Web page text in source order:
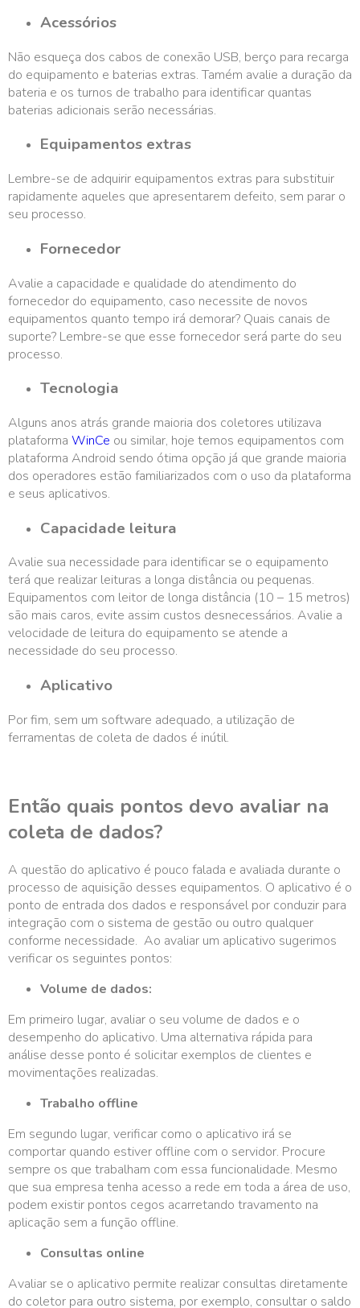
Acessórios
Não esqueça dos cabos de conexão USB, berço para recarga
do equipamento e baterias extras. Tamém avalie a duração da
bateria e os turnos de trabalho para identificar quantas
baterias adicionais serão necessárias.
Equipamentos extras
Lembre-se de adquirir equipamentos extras para substituir
rapidamente aqueles que apresentarem defeito, sem parar o
seu processo.
Fornecedor
Avalie a capacidade e qualidade do atendimento do
fornecedor do equipamento, caso necessite de novos
equipamentos quanto tempo irá demorar? Quais canais de
suporte? Lembre-se que esse fornecedor será parte do seu
processo.
Tecnologia
Alguns anos atrás grande maioria dos coletores utilizava
plataforma WinCe ou similar, hoje temos equipamentos com
plataforma Android sendo ótima opção já que grande maioria
dos operadores estão familiarizados com o uso da plataforma
e seus aplicativos.
Capacidade leitura
Avalie sua necessidade para identificar se o equipamento
terá que realizar leituras a longa distância ou pequenas.
Equipamentos com leitor de longa distância (10 – 15 metros)
são mais caros, evite assim custos desnecessários. Avalie a
velocidade de leitura do equipamento se atende a
necessidade do seu processo.
Aplicativo
Por fim, sem um software adequado, a utilização de
ferramentas de coleta de dados é inútil.
Então quais pontos devo avaliar na
coleta de dados?
A questão do aplicativo é pouco falada e avaliada durante o
processo de aquisição desses equipamentos. O aplicativo é o
ponto de entrada dos dados e responsável por conduzir para
integração com o sistema de gestão ou outro qualquer
conforme necessidade. Ao avaliar um aplicativo sugerimos
verificar os seguintes pontos:
Volume de dados:
Em primeiro lugar, avaliar o seu volume de dados e o
desempenho do aplicativo. Uma alternativa rápida para
análise desse ponto é solicitar exemplos de clientes e
movimentações realizadas.
Trabalho offline
Em segundo lugar, verificar como o aplicativo irá se
comportar quando estiver offline com o servidor. Procure
sempre os que trabalham com essa funcionalidade. Mesmo
que sua empresa tenha acesso a rede em toda a área de uso,
podem existir pontos cegos acarretando travamento na
aplicação sem a função offline.
Consultas online
Avaliar se o aplicativo permite realizar consultas diretamente
do coletor para outro sistema, por exemplo, consultar o saldo